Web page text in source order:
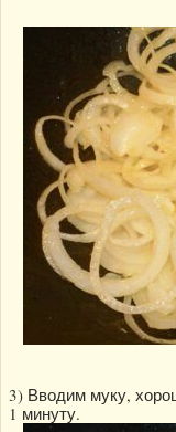
3) Вводим муку,
1 минуту.